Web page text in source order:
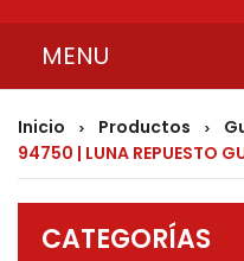
MENU
INICIO
QUIENES SOMOS
Inicio > Productos >
94750 | LUNA REPUESTO
CATEGORÍAS